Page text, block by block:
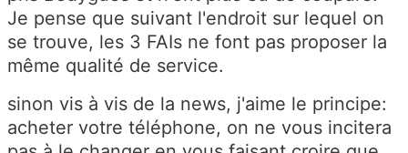
Je pense que suivant l'endroit sur lequel on
se trouve, les 3 FAIs ne font pas proposer la
même qualité de service.
sinon vis à vis de la news, j'aime le principe:
acheter votre téléphone, on ne vous incitera